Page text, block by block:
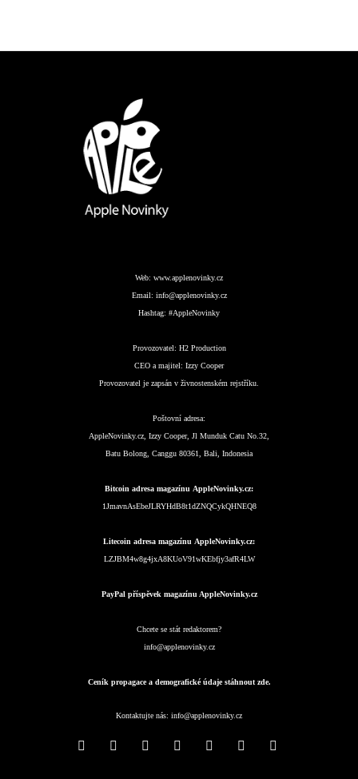
Web: www.applenovinky.cz
Email: info@applenovinky.cz
Hashtag: #AppleNovinky
Provozovatel: H2 Production
CEO a majitel: Izzy Cooper
Provozovatel je zapsán v živnostenském rejstříku.
Poštovní adresa:
AppleNovinky.cz, Izzy Cooper, Jl Munduk Catu No.32,
Batu Bolong, Canggu 80361, Bali, Indonesia
Bitcoin adresa magazínu AppleNovinky.cz:
1JmavnAsEbeJLRYHdB8t1dZNQCykQHNEQ8
Litecoin adresa magazínu AppleNovinky.cz:
LZJBM4w8g4jxA8KUoV91wKEbfjy3afR4LW
PayPal příspěvek magazínu AppleNovinky.cz
Chcete se stát redaktorem?
info@applenovinky.cz
Ceník propagace a demografické údaje stáhnout zde.
Kontaktujte nás: info@applenovinky.cz